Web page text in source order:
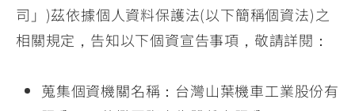
司」)茲依據個人資料保護法(以下簡稱個資法)之
相關規定，告知以下個資宣告事項，敬請詳閱：
蒐集個資機關名稱：台灣山葉機車工業股份有